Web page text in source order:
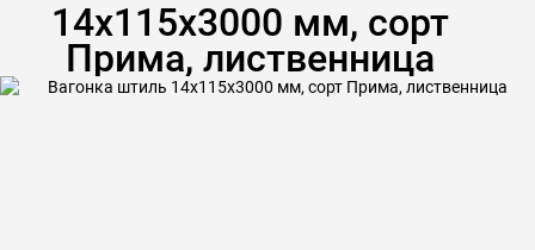
14х115х3000 мм, сорт
Прима, лиственница